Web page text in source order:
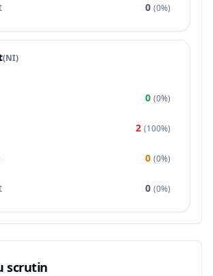
0 (0%)
(NI)
0 (0%)
2 (100%)
0 (0%)
0 (0%)
scrutin